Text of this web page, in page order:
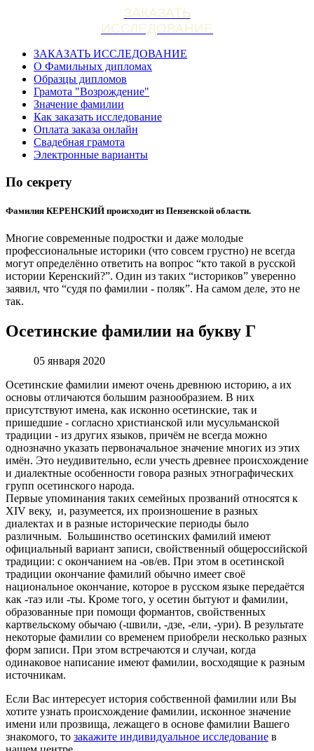
ЗАКАЗАТЬ
ИССЛЕДОВАНИЕ
ЗАКАЗАТЬ ИССЛЕДОВАНИЕ
О Фамильных дипломах
Образцы дипломов
Грамота "Возрождение"
Значение фамилии
Как заказать исследование
Оплата заказа онлайн
Свадебная грамота
Электронные варианты
По секрету
Фамилия КЕРЕНСКИЙ происходит из Пензенской области.
Многие современные подростки и даже молодые
профессиональные историки (что совсем грустно) не всегда
могут определённо ответить на вопрос “кто такой в русской
истории Керенский?”. Один из таких “историков” уверенно
заявил, что “судя по фамилии - поляк”. На самом деле, это не
так.
Осетинские фамилии на букву Г
05 января 2020
Осетинские фамилии имеют очень древнюю историю, а их
основы отличаются большим разнообразием. В них
присутствуют имена, как исконно осетинские, так и
пришедшие - согласно христианской или мусульманской
традиции - из других языков, причём не всегда можно
однозначно указать первоначальное значение многих из этих
имён. Это неудивительно, если учесть древнее происхождение
и диалектные особенности говора разных этнографических
групп осетинского народа.
Первые упоминания таких семейных прозваний относятся к
XIV веку, и, разумеется, их произношение в разных
диалектах и в разные исторические периоды было
различным. Большинство осетинских фамилий имеют
официальный вариант записи, свойственный общероссийской
традиции: с окончанием на -ов/ев. При этом в осетинской
традиции окончание фамилий обычно имеет своё
национальное окончание, которое в русском языке передаётся
как -таэ или -ты. Кроме того, у осетин бытуют и фамилии,
образованные при помощи формантов, свойственных
картвельскому обычаю (-швили, -дзе, -ели, -ури). В результате
некоторые фамилии со временем приобрели несколько разных
форм записи. При этом встречаются и случаи, когда
одинаковое написание имеют фамилии, восходящие к разным
источникам.
Если Вас интересует история собственной фамилии или Вы
хотите узнать происхождение фамилии, исконное значение
имени или прозвища, лежащего в основе фамилии Вашего
знакомого, то закажите индивидуальное исследование в